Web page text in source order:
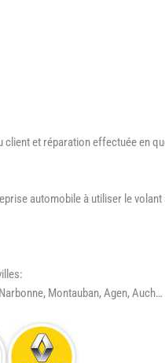
client et réparation effectuée en
automobile à utiliser le volant
Montauban, Agen, Auch…